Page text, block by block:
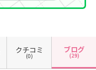
クチコミ
(0)
ブログ
(29)